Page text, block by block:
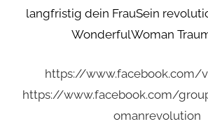
langfristig dein FrauSein
WonderfulWoman
https://www.facebook.com/
https://www.facebook.com/
omanrevolution